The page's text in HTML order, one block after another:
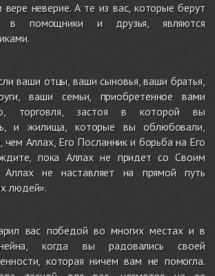
вере неверие. А те из вас, которые берут
помощники и друзья, являются
ваши отцы, ваши сыновья, ваши братья,
ваши семьи, приобретенное вами
торговля, застоя в которой вы
и жилища, которые вы облюбовали,
чем Аллах, Его Посланник и борьба на Его
пока Аллах не придет со Своим
Аллах не наставляет на прямой путь
людей».
вас победой во многих местах и в
когда вы радовались своей
которая ничем вам не помогла.